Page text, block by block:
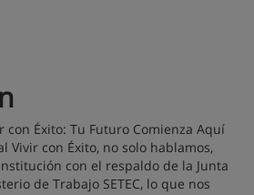
con Éxito: Tu Futuro Comienza Aquí
Vivir con Éxito, no solo hablamos,
con el respaldo de la Junta
de Trabajo SETEC, lo que nos